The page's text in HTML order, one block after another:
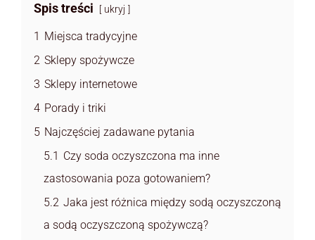
Spis treści ukryj
1
Miejsca tradycyjne
2 Sklepy spożywcze
3 Sklepy internetowe
4 Porady i triki
5 Najczęściej zadawane pytania
5.1 Czy soda oczyszczona ma inne
zastosowania poza gotowaniem?
5.2 Jaka jest różnica między sodą oczyszczoną
a sodą oczyszczoną spożywczą?